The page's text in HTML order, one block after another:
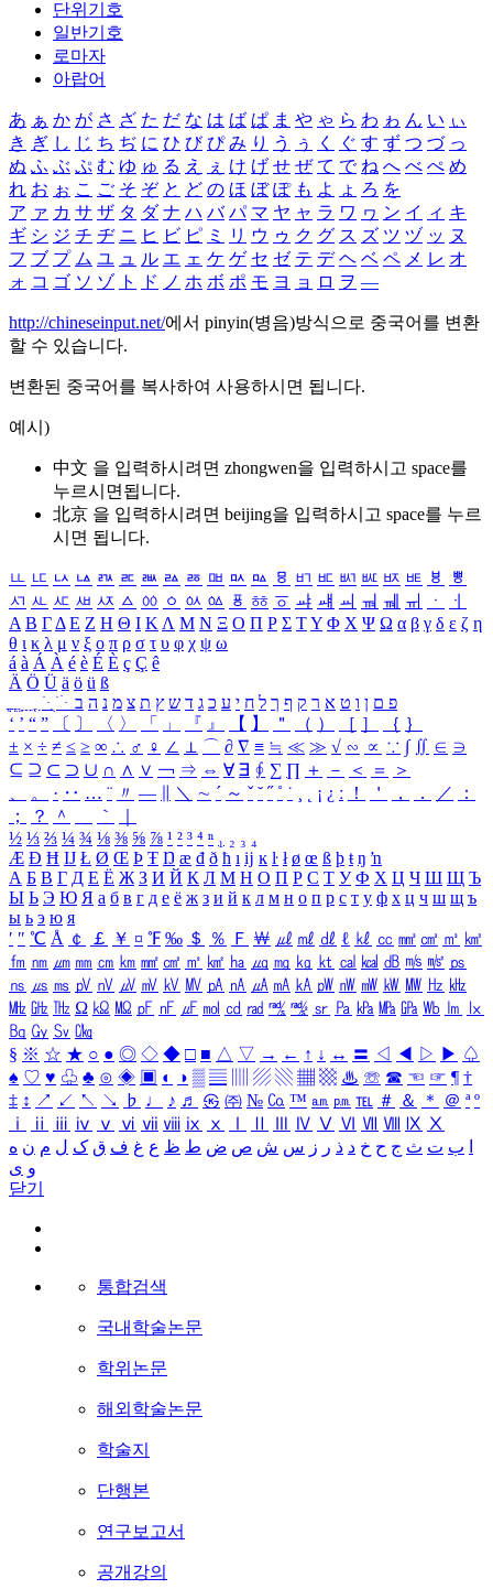
단위기호
일반기호
로마자
아랍어
あ ぁ か が さ ざ た だ な は ば ぱ ま や ゃ ら わ ゎ ん い ぃ
き ぎ し じ ち ぢ に ひ び ぴ み り う ぅ く ぐ す ず つ づ っ
ぬ ふ ぶ ぷ む ゆ ゅ る え ぇ け げ せ ぜ て で ね へ べ ぺ め
れ お ぉ こ ご そ ぞ と ど の ほ ぼ ぽ も よ ょ ろ を
ア ァ カ サ ザ タ ダ ナ ハ バ パ マ ヤ ャ ラ ワ ヮ ン イ ィ キ
ギ シ ジ チ ヂ ニ ヒ ビ ピ ミ リ ウ ゥ ク グ ス ズ ツ ヅ ッ ヌ
フ ブ プ ム ユ ュ ル エ ェ ケ ゲ セ ゼ テ デ ヘ ベ ペ メ レ オ
ォ コ ゴ ソ ゾ ト ド ノ ホ ボ ポ モ ヨ ョ ロ ヲ ―
http://chineseinput.net/에서 pinyin(병음)방식으로 중국어를 변환
할 수 있습니다.
변환된 중국어를 복사하여 사용하시면 됩니다.
예시)
中文 을 입력하시려면 zhongwen을 입력하시고 space를
누르시면됩니다.
北京 을 입력하시려면 beijing을 입력하시고 space를 누르
시면 됩니다.
ㅥ ㅦ ㅧ ㅨ ㅩ ㅪ ㅫ ㅬ ㅭ ㅮ ㅯ ㅰ ㅱ ㅲ ㅳ ㅴ ㅵ ㅶ ㅷ ㅸ
ㅹ
ㅺ ㅻ ㅼ ㅽ ㅾ ㅿ ㆀ ㆁ ㆂ ㆃ ㆄ ㆅ ㆆ ㆇ ㆈ ㆉ ㆊ ㆋ ㆌ ㆍ
ㆎ
Α Β ΓΔ Ε Ζ Η Θ Ι ΚΛ Μ Ν Ξ Ο Π Ρ Σ ΤΥ Φ Χ Ψ Ω α β γ δ ε ζ η
θ ι κ λ μ ν ξ ο π ρ σ τ υ φ χ ψ ω
á à Á À é è É È ç Ç ê
Ä Ö Ü ä ö ü ß
ִֶֹ ֻּ ׁׂ פ ם ן ו ט א ר ק ף ך ל ח י ע כ ג ד ש ץ ת צ מ נ ה ב
‘ ’ “ ” 〔 〕 〈 〉 「 」 『 』 【 】 ＂ （ ） ［ ］ ｛ ｝
± × ÷ ≠ ≤ ≥ ∞ ∴ ♂ ♀ ∠ ⊥ ⌒ ∂ ∇ ≡ ≒ ≪ ≫ √ ∽ ∝ ∵ ∫ ∬ ∈ ∋
⊆ ⊇ ⊂ ⊃ ∪ ∩ ∧ ∨ ￢ ⇒ ⇔ ∀ ∃ ∮ ∑ ∏ ＋ － ＜ ＝
＞
、
。 · ‥ … ¨ 〃 ― ＼ ∼ ´ ～ ˇ ˘ ˝ ˚ ˙ ¸ ¡ ¿ ː ！ ＇ ， ． ／
：
；
？ ＾ ｀
½ ⅓ ⅔ ¼ ¾ ⅛ ⅜ ⅝ ⅞ ¹ ² ³ ⁴ ⁿ ₁ ₂ ₃ ₄
Æ Ð Ħ Ĳ Ł Ø Œ Þ Ŧ Ŋ æ đ ð ħ ı ĳ ĸ ŀ ł ø œ ß þ ŧ ŋ ŉ
А Б В Г Д Е Ё Ж З И Й К Л М Н О П Р С Т У Ф Х Ц Ч Ш Щ Ъ
Ы Ь Э Ю Я а б в г д е ё ж з и й к л м н о п р с т у ф х ц ч ш щ ъ
ы ь э ю я
′ ″ ℃ Å ￠ ￡ ￥ ¤ ℉ ‰ ＄ ％ Ｆ ￦ ㎕ ㎖ ㎗ ℓ ㎘ ㏄ ㎣ ㎤ ㎥ ㎦
㎙ ㎚ ㎛ ㎜ ㎝ ㎞ ㎟ ㎠ ㎡ ㎢ ㏊ ㎍ ㎎ ㎏ ㏏ ㎈ ㎉ ㏈ ㎧ ㎨ ㎰
㎱ ㎲ ㎳ ㎴ ㎵ ㎶ ㎷ ㎸ ㎹ ㎀ ㎁ ㎂ ㎃ ㎄ ㎺ ㎻ ㎽ ㎾ ㎿ ㎐ ㎑
㎒ ㎓ ㎔ Ω ㏀ ㏁ ㎊ ㎋ ㎌ ㏖ ㏅ ㎭ ㎮ ㎯ ㏛ ㎩ ㎪ ㎫ ㎬ ㏝ ㏐
㏓
㏃ ㏉ ㏜ ㏆
§ ※ ☆ ★ ○ ● ◎ ◇ ◆ □ ■ △ ▽ → ← ↑ ↓ ↔ 〓 ◁ ◀ ▷ ▶ ♤
♠ ♡ ♥ ♧ ♣ ⊙ ◈ ▣ ◐ ◑ ▒ ▤ ▨ ▧ ▦ ▩ ♨ ☏ ☎ ☜ ☞ ¶ †
‡ ↕ ↗ ↙ ↖ ↘ ♭ ♩ ♪ ♬ ㉿ ㈜ № ㏇ ™ ㏂ ㏘ ℡ ＃ ＆ ＊ ＠ ª º
ⅰ
ⅱ ⅲ ⅳ ⅴ ⅵ ⅶ ⅷ ⅸ ⅹ Ⅳ Ⅴ Ⅵ Ⅶ Ⅷ Ⅸ Ⅹ
ب ت ث ج ح خ د ذ ر ز س ش ص ض ط ظ ع غ ف ق ک ل م ن ه
و ی
닫기
통합검색
국내학술논문
학위논문
해외학술논문
학술지
단행본
연구보고서
공개강의